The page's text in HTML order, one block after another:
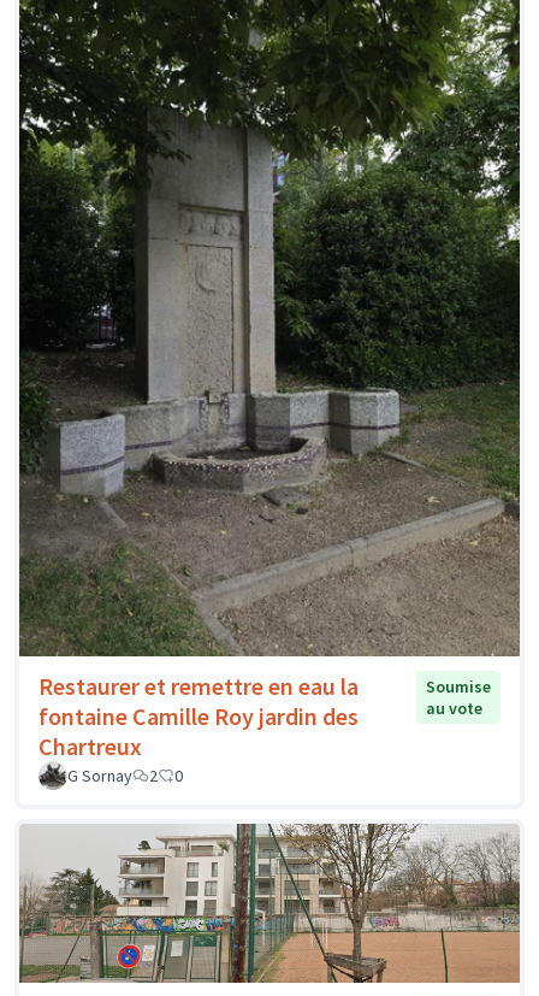
Restaurer et remettre en eau la
fontaine Camille Roy jardin des
Chartreux
Soumise
au vote
G Sornay 2 0